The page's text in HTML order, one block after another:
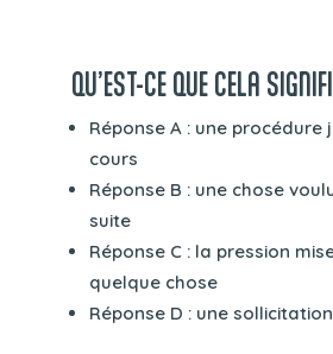
QU’EST-CE QUE CELA
Réponse A : une procédure
cours
Réponse B : une chose
suite
Réponse C : la pression
quelque chose
Réponse D : une